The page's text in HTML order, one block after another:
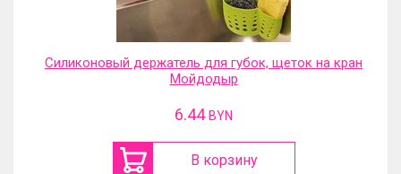
Силиконовый держатель для губок, щеток на кран
Мойдодыр
6.44 BYN
В корзину